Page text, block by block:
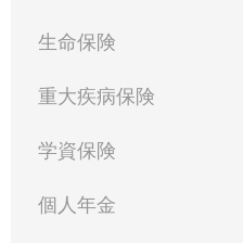
生命保険
重大疾病保険
学資保険
個人年金